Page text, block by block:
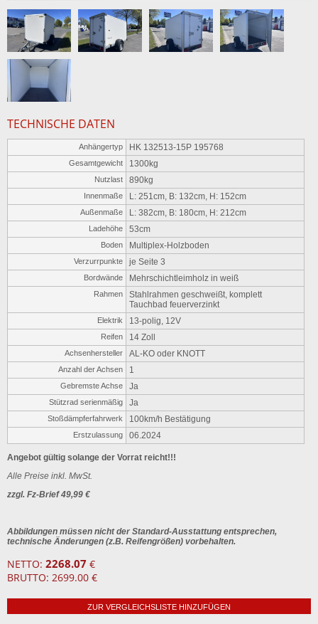
TECHNISCHE DATEN
Anhängertyp HK 132513-15P 195768
Gesamtgewicht 1300kg
Nutzlast 890kg
Innenmaße L: 251cm, B: 132cm, H: 152cm
Außenmaße L: 382cm, B: 180cm, H: 212cm
Ladehöhe 53cm
Boden Multiplex-Holzboden
Verzurrpunkte je Seite 3
Bordwände Mehrschichtleimholz in weiß
Rahmen
Stahlrahmen geschweißt, komplett
Tauchbad feuerverzinkt
Elektrik 13-polig, 12V
Reifen 14 Zoll
Achsenhersteller AL-KO oder KNOTT
Anzahl der Achsen 1
Gebremste Achse Ja
Stützrad serienmäßig Ja
Stoßdämpferfahrwerk 100km/h Bestätigung
Erstzulassung 06.2024
Angebot gültig solange der Vorrat reicht!!!
Alle Preise inkl. MwSt.
zzgl. Fz-Brief 49,99 €
Abbildungen müssen nicht der Standard-Ausstattung entsprechen,
technische Änderungen (z.B. Reifengrößen) vorbehalten.
NETTO: 2268.07 €
BRUTTO: 2699.00 €
ZUR VERGLEICHSLISTE HINZUFÜGEN